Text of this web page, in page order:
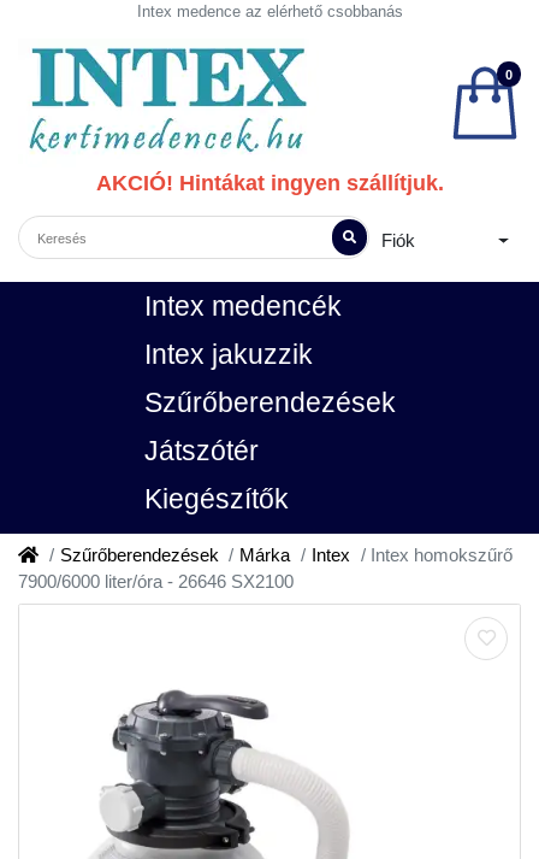
Intex medence az elérhető csobbanás
0
AKCIÓ! Hintákat ingyen szállítjuk.
Fiók
Intex medencék
Intex jakuzzik
Szűrőberendezések
Játszótér
Kiegészítők
Szűrőberendezések Márka Intex
Intex homokszűrő
7900/6000 liter/óra - 26646 SX2100